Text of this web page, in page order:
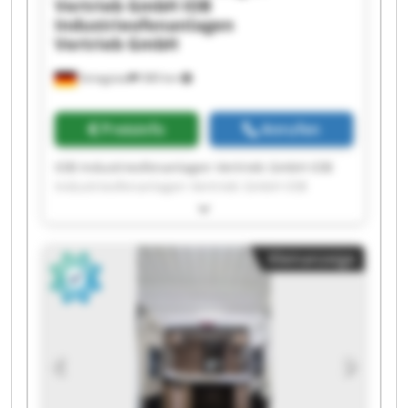
Striegistal 589 km
Vertrieb GmbHIOB
Industrieofenanlagen
Vertrieb GmbH
Preisinfo Anrufen
IOB Industrieofenanlagen Vertrieb GmbH IOB
Industrieofenanlagen Vertrieb GmbH IOB
Industrieofenanlagen Vertrieb GmbH IOB
Industrieofenanlagen Vertrieb GmbH IOB
Industrieofenanlagen Vertrieb GmbH IOB
Industrieofenanlagen Vertrieb GmbH IOB
Industrieofenanlagen Vertrieb GmbH IOB
Industrieofenanlagen Vertrieb GmbH IOB
Industrieofenanlagen Vertrieb GmbH IOB
Industrieofenanlagen Vertrieb GmbH IOB
Industrieofenanlagen Vertrieb GmbH IOB
Kleinanzeige